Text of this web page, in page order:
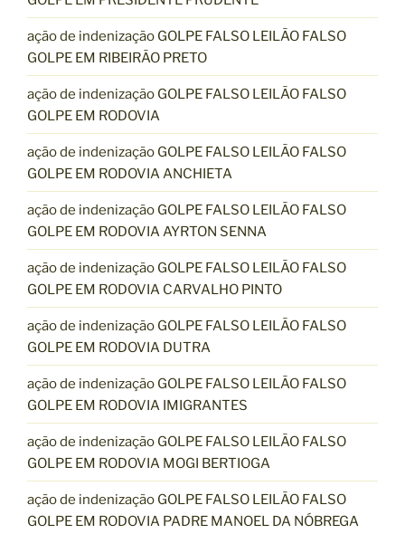
ação de indenização GOLPE FALSO LEILÃO FALSO
GOLPE EM RIBEIRÃO PRETO
ação de indenização GOLPE FALSO LEILÃO FALSO
GOLPE EM RODOVIA
ação de indenização GOLPE FALSO LEILÃO FALSO
GOLPE EM RODOVIA ANCHIETA
ação de indenização GOLPE FALSO LEILÃO FALSO
GOLPE EM RODOVIA AYRTON SENNA
ação de indenização GOLPE FALSO LEILÃO FALSO
GOLPE EM RODOVIA CARVALHO PINTO
ação de indenização GOLPE FALSO LEILÃO FALSO
GOLPE EM RODOVIA DUTRA
ação de indenização GOLPE FALSO LEILÃO FALSO
GOLPE EM RODOVIA IMIGRANTES
ação de indenização GOLPE FALSO LEILÃO FALSO
GOLPE EM RODOVIA MOGI BERTIOGA
ação de indenização GOLPE FALSO LEILÃO FALSO
GOLPE EM RODOVIA PADRE MANOEL DA NÓBREGA